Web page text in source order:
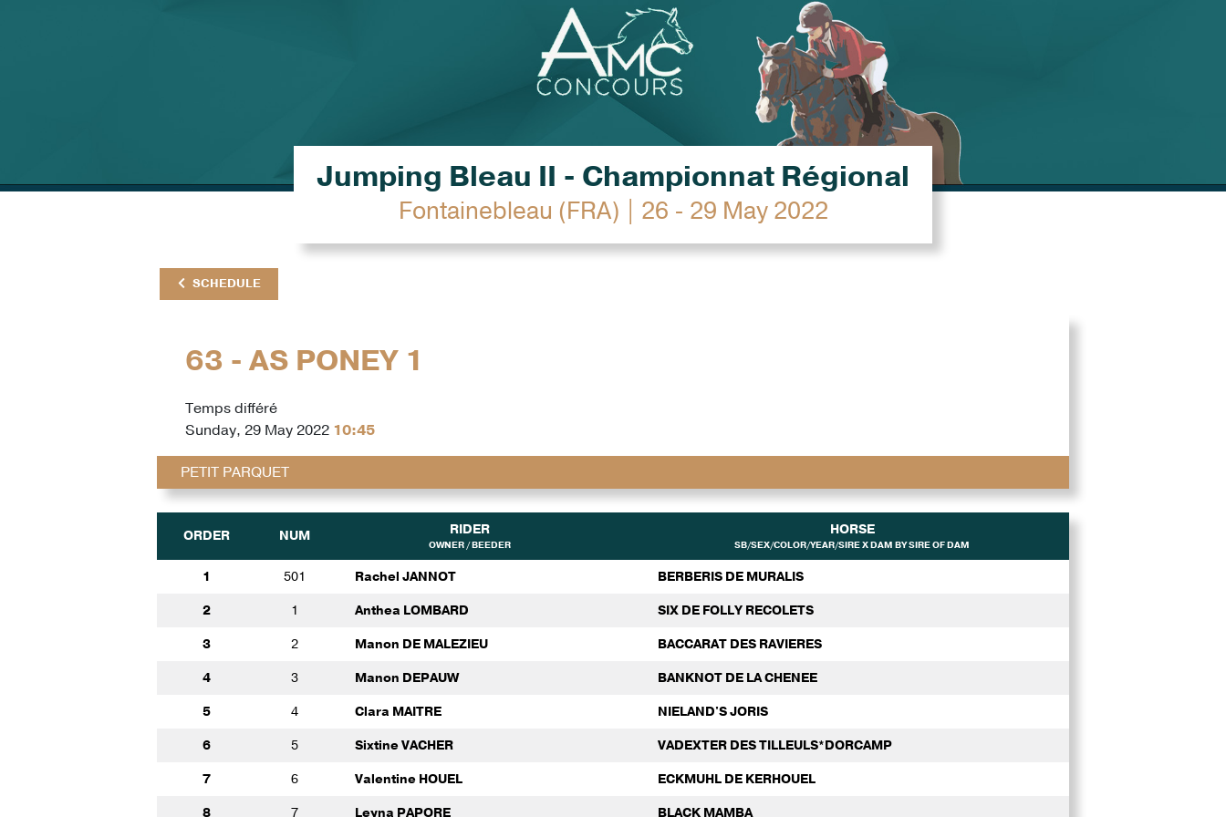
Jumping Bleau II - Championnat Régional
Fontainebleau (FRA) | 26 - 29 May 2022
SCHEDULE
63 - AS PONEY 1
Temps différé
Sunday, 29 May 2022 10:45
PETIT PARQUET
ORDER NUM RIDER
OWNER / BEEDER
HORSE
SB/SEX/COLOR/YEAR/SIRE X DAM BY SIRE OF DAM
1 501 Rachel JANNOT
BERBERIS DE MURALIS
2
1 Anthea LOMBARD
SIX DE FOLLY RECOLETS
3
2 Manon DE MALEZIEU
BACCARAT DES RAVIERES
4
3 Manon DEPAUW
BANKNOT DE LA CHENEE
5
4 Clara MAITRE
NIELAND'S JORIS
6
5 Sixtine VACHER
VADEXTER DES TILLEULS*DORCAMP
7
6 Valentine HOUEL
ECKMUHL DE KERHOUEL
8
7 Leyna PAPORE BLACK MAMBA